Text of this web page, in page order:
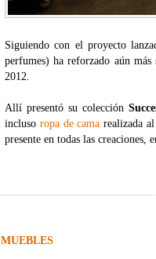
Siguiendo con el proyecto
perfumes) ha reforzado aún
2012.
Allí presentó su colección
incluso ropa de cama realizada
presente en todas las creaciones,
MUEBLES